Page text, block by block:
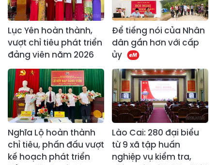
Lục Yên hoàn thành,
vượt chỉ tiêu phát triển
đảng viên năm 2026
Để tiếng nói của Nhân
dân gần hơn với cấp
ủy
Nghĩa Lộ hoàn thành
chỉ tiêu, phấn đấu vượt
kế hoạch phát triển
Lào Cai: 280 đại biểu
từ 9 xã tập huấn
nghiệp vụ kiểm tra,